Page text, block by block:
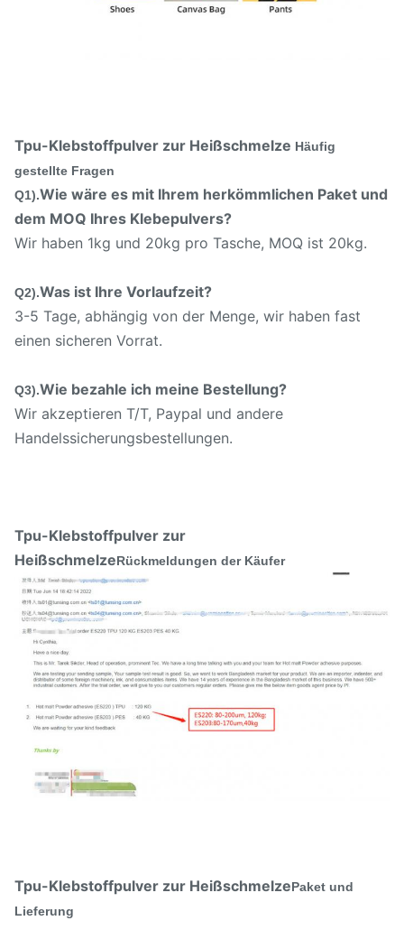
Tpu-Klebstoffpulver zur Heißschmelze Häufig
gestellte Fragen
Q1).Wie wäre es mit Ihrem herkömmlichen Paket und
dem MOQ Ihres Klebepulvers?
Wir haben 1kg und 20kg pro Tasche, MOQ ist 20kg.
Q2).Was ist Ihre Vorlaufzeit?
3-5 Tage, abhängig von der Menge, wir haben fast
einen sicheren Vorrat.
Q3).Wie bezahle ich meine Bestellung?
Wir akzeptieren T/T, Paypal und andere
Handelssicherungsbestellungen.
Tpu-Klebstoffpulver zur
HeißschmelzeRückmeldungen der Käufer
Tpu-Klebstoffpulver zur HeißschmelzePaket und
Lieferung